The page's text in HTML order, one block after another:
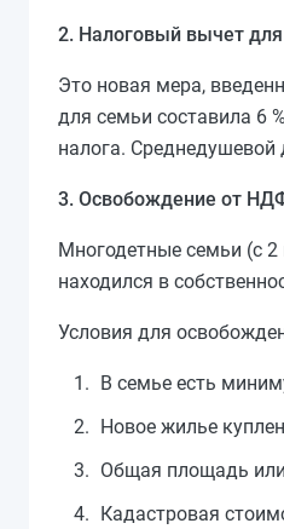
2. Налоговый вычет
Это новая мера,
для семьи составила 6
налога.
3. Освобождение от
Многодетные семьи (с
находился в
Условия для
В семье есть
Новое жилье
Общая площадь
Кадастровая